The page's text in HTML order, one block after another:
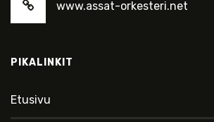
www.assat-orkesteri.net
PIKALINKIT
Etusivu